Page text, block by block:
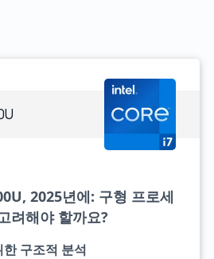
2025년에: 구형 프로세
려해야 할까요?
구조적 분석